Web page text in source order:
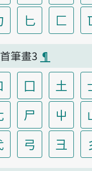
匕 匚
筆畫3 ¶
囗 土
尸 屮
弓 彐